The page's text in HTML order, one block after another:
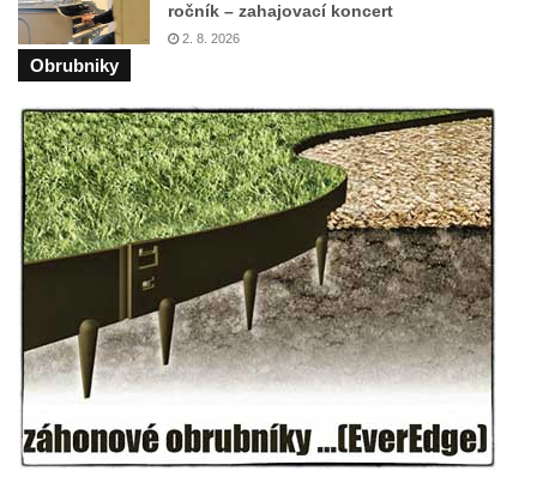
Frýdlantu
Dům čp. 102 na náměstí T. G. Masaryka ve
Frýdlantu
Dům čp. 2 zvaný Na Panské zvůli na
náměstí T. G. Masaryka ve Frýdlantu
Dům čp. 95 na náměstí T. G. Masaryka ve
Frýdlantu
Dům čp. 43 v Havlíčkově ulici ve Frýdlantu
Dům čp. 42 v Havlíčkově ulici ve Frýdlantu
Dvojdům čp. 92 a 93 (hotel Bílý kůň) na
náměstí T. G. Masaryka ve Frýdlantu
Dům čp. 3 na náměstí T. G. Masaryka ve
Frýdlantu
Bývalý špitál čp. 176 ve Frýdlantu
ročník – zahajovací koncert
2. 8. 2026
Obrubniky